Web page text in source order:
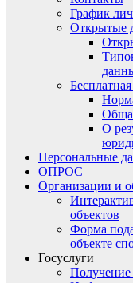
График
Открытые
О
Персональные
ОПРОС
Организации и
объектов
Форма
объекте
Госуслуги
Получение